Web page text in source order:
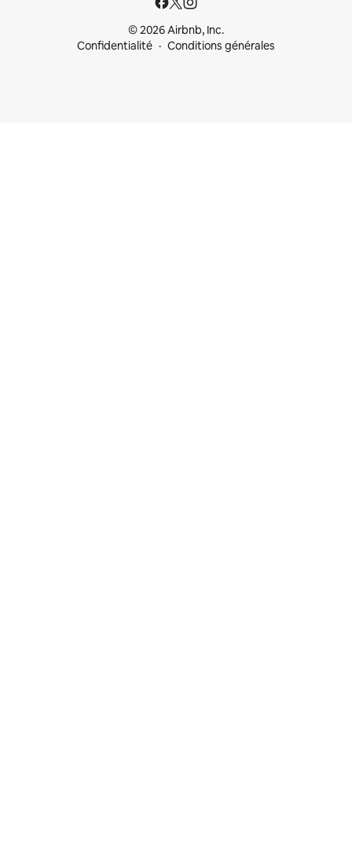
© 2026 Airbnb, Inc.
Confidentialité
Conditions générales